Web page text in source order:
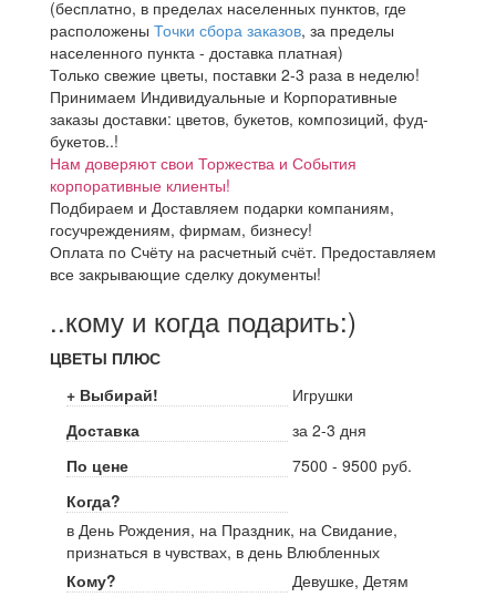
(бесплатно, в пределах населенных пунктов, где
расположены Точки сбора заказов, за пределы
населенного пункта - доставка платная)
Только свежие цветы, поставки 2-3 раза в неделю!
Принимаем Индивидуальные и Корпоративные
заказы доставки: цветов, букетов, композиций, фуд-
букетов..!
Нам доверяют свои Торжества и События
корпоративные клиенты!
Подбираем и Доставляем подарки компаниям,
госучреждениям, фирмам, бизнесу!
Оплата по Счёту на расчетный счёт. Предоставляем
все закрывающие сделку документы!
..кому и когда подарить:)
ЦВЕТЫ ПЛЮС
+ Выбирай!
Игрушки
Доставка
за 2-3 дня
По цене
7500 - 9500 руб.
Когда?
в День Рождения, на Праздник, на Свидание,
признаться в чувствах, в день Влюбленных
Кому?
Девушке, Детям